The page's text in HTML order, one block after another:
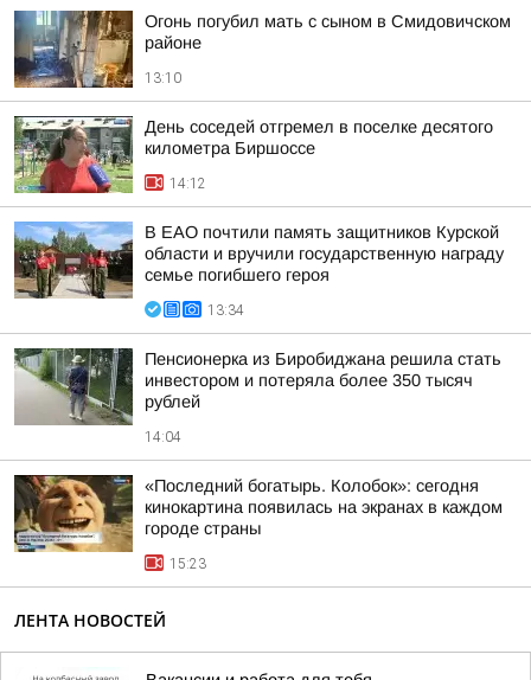
Огонь погубил мать с сыном в Смидовичском
районе
13:10
День соседей отгремел в поселке десятого
километра Биршоссе
14:12
В ЕАО почтили память защитников Курской
области и вручили государственную награду
семье погибшего героя
13:34
Пенсионерка из Биробиджана решила стать
инвестором и потеряла более 350 тысяч
рублей
14:04
«Последний богатырь. Колобок»: сегодня
кинокартина появилась на экранах в каждом
городе страны
15:23
ЛЕНТА НОВОСТЕЙ